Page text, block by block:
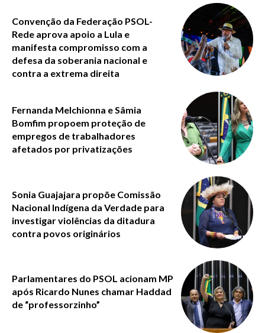
Convenção da Federação PSOL-
Rede aprova apoio a Lula e
manifesta compromisso com a
defesa da soberania nacional e
contra a extrema direita
Fernanda Melchionna e Sâmia
Bomfim propoem proteção de
empregos de trabalhadores
afetados por privatizações
Sonia Guajajara propõe Comissão
Nacional Indígena da Verdade para
investigar violências da ditadura
contra povos originários
Parlamentares do PSOL acionam MP
após Ricardo Nunes chamar Haddad
de “professorzinho”